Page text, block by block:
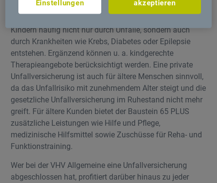
Kinderinvalidität schließt eine relevante
Kindern häufig nicht nur durch Unfälle, sondern auch
durch Krankheiten wie Krebs, Diabetes oder Epilepsie
entstehen. Ergänzend können u. a. kindgerechte
Therapieangebote berücksichtigt werden. Eine private
Unfallversicherung ist auch für ältere Menschen sinnvoll,
da das Unfallrisiko mit zunehmendem Alter steigt und die
gesetzliche Unfallversicherung im Ruhestand nicht mehr
greift. Für ältere Kunden bietet der Baustein 65 PLUS
zusätzliche Leistungen wie Hilfe und Pflege,
medizinische Hilfsmittel sowie Zuschüsse für Reha- und
Funktionstraining.
Wer bei der VHV Allgemeine eine Unfallversicherung
abgeschlossen hat, profitiert darüber hinaus zu jeder
akzeptieren
Einstellungen